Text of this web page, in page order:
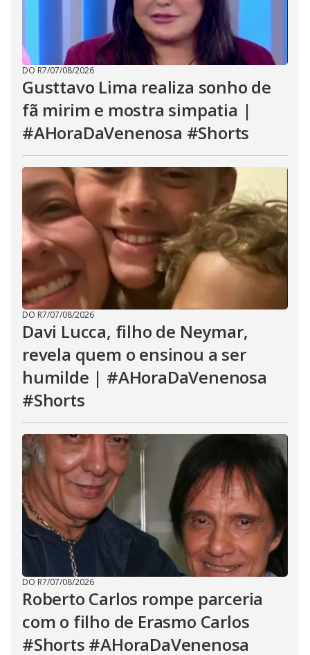
DO R7/07/08/2026
Gusttavo Lima realiza sonho de
fã mirim e mostra simpatia |
#AHoraDaVenenosa #Shorts
DO R7/07/08/2026
Davi Lucca, filho de Neymar,
revela quem o ensinou a ser
humilde | #AHoraDaVenenosa
#Shorts
DO R7/07/08/2026
Roberto Carlos rompe parceria
com o filho de Erasmo Carlos
#Shorts #AHoraDaVenenosa